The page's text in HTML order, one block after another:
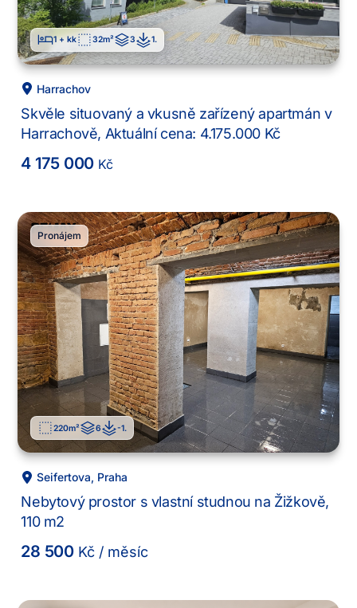
1 + kk 32m² 3 1.
Harrachov
Skvěle situovaný a vkusně zařízený apartmán v
Harrachově, Aktuální cena: 4.175.000 Kč
4 175 000 Kč
Pronájem
220m² 6 -1.
Seifertova, Praha
Nebytový prostor s vlastní studnou na Žižkově,
110 m2
28 500Kč/ měsíc